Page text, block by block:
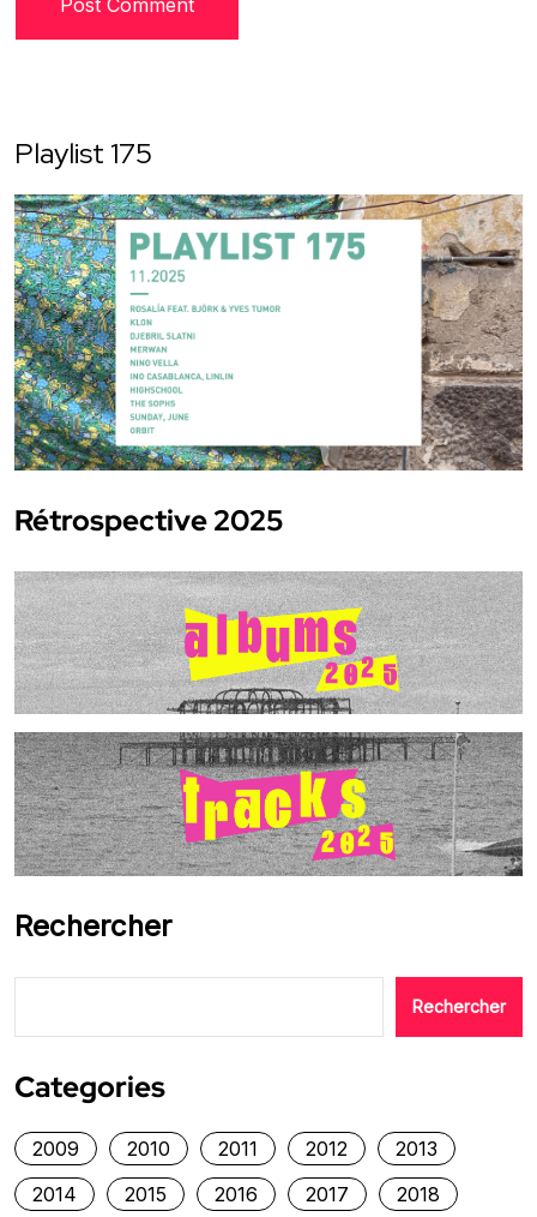
Playlist 175
Rétrospective 2025
Rechercher
Rechercher
Categories
2009 2010 2011 2012
2013
2014
2015 2016 2017
2018